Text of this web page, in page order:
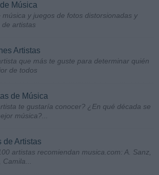
Música
música y juegos de fotos distorsionadas y
artistas
Artistas
que más te guste para determinar quién
de todos
de Música
te gustaría conocer? ¿En qué década se
música?...
de Artistas
artistas recomiendan musica.com: A. Sanz,
Camila...